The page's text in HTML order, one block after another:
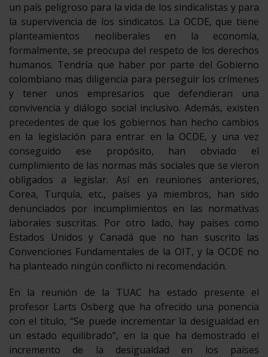
un país peligroso para la vida de los sindicalistas y para
la supervivencia de los sindicatos. La OCDE, que tiene
planteamientos neoliberales en la economía,
formalmente, se preocupa del respeto de los derechos
humanos. Tendría que haber por parte del Gobierno
colombiano mas diligencia para perseguir los crímenes
y tener unos empresarios que defendieran una
convivencia y diálogo social inclusivo.Además, existen
precedentes de que los gobiernos han hecho cambios
en la legislación para entrar en la OCDE, y una vez
conseguido ese propósito, han obviado el
cumplimiento de las normas más sociales que se vieron
obligados a legislar. Así en reuniones anteriores,
Corea, Turquía, etc., países ya miembros, han sido
denunciados por incumplimientos en las normativas
laborales suscritas. Por otro lado, hay países como
Estados Unidos y Canadá que no han suscrito las
Convenciones Fundamentales de la OIT, y la OCDE no
ha planteado ningún conflicto ni recomendación.
En la reunión de la TUAC ha estado presente el
profesor Larts Osberg que ha ofrecido una ponencia
con el título, “Se puede incrementar la desigualdad en
un estado equilibrado”, en la que ha demostrado el
incremento de la desigualdad en los países